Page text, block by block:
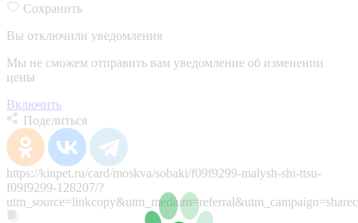
Сохранить
Вы отключили уведомления
Мы не сможем отправить вам уведомление об изменении
цены
Включить
Поделиться
https://kinpet.ru/card/moskva/sobaki/f09f9299-malysh-shi-ttsu-
f09f9299-128207/?